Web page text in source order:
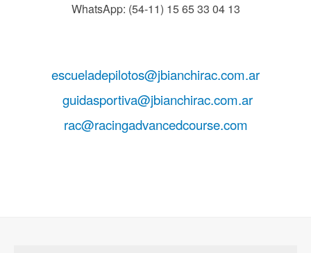
WhatsApp: (54-11) 15 65 33 04 13
escueladepilotos@jbianchirac.com.ar
guidasportiva@jbianchirac.com.ar
rac@racingadvancedcourse.com